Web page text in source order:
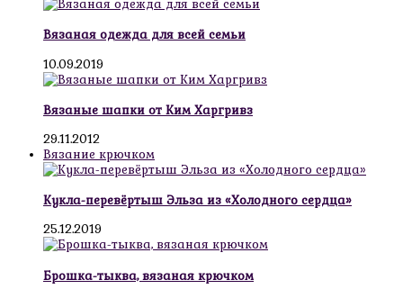
Вязаная одежда для всей семьи
10.09.2019
Вязаные шапки от Ким Харгривз
29.11.2012
Вязание крючком
Кукла-перевёртыш Эльза из «Холодного сердца»
25.12.2019
Брошка-тыква, вязаная крючком